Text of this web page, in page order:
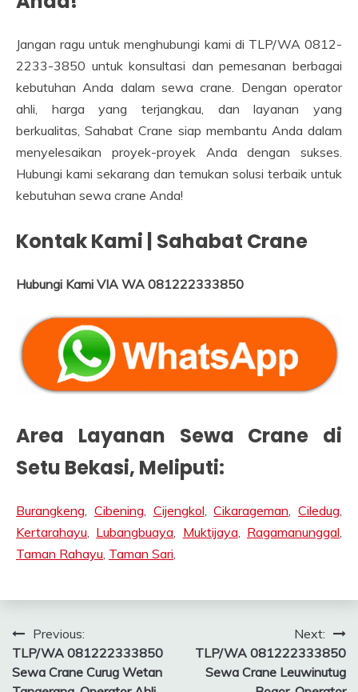
Jangan ragu untuk menghubungi kami di TLP/WA 0812-
2233-3850 untuk konsultasi dan pemesanan berbagai
kebutuhan Anda dalam sewa crane. Dengan operator
ahli, harga yang terjangkau, dan layanan yang
berkualitas, Sahabat Crane siap membantu Anda dalam
menyelesaikan proyek-proyek Anda dengan sukses.
Hubungi kami sekarang dan temukan solusi terbaik untuk
kebutuhan sewa crane Anda!
Kontak Kami | Sahabat Crane
Hubungi Kami VIA WA 081222333850
Area Layanan Sewa Crane di
Setu Bekasi, Meliputi:
Burangkeng Cibening Cijengkol ,Cikarageman Ciledug
Kertarahayu
Lubangbuaya Muktijaya Ragamanunggal
Taman Rahayu Taman Sari
Post
navigation
Previous:
TLP/WA 081222333850
Sewa Crane Curug Wetan
Next:
TLP/WA 081222333850
Sewa Crane Leuwinutug